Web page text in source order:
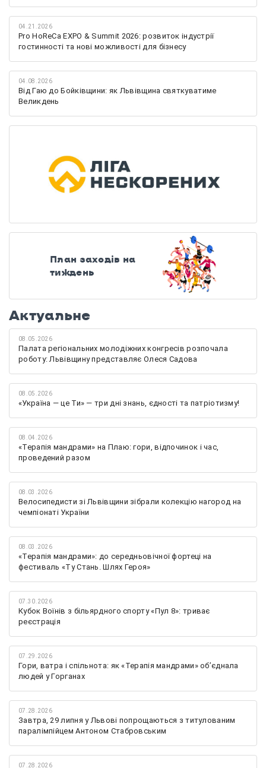
04.21.2026
Pro HoReCa EXPO & Summit 2026: розвиток індустрії
гостинності та нові можливості для бізнесу
04.08.2026
Від Гаю до Бойківщини: як Львівщина святкуватиме
Великдень
План заходів на
тиждень
Актуальне
08.05.2026
Палата регіональних молодіжних конгресів розпочала
роботу: Львівщину представляє Олеся Садова
08.05.2026
«Україна — це Ти» — три дні знань, єдності та патріотизму!
08.04.2026
«Терапія мандрами» на Плаю: гори, відпочинок і час,
проведений разом
08.03.2026
Велосипедисти зі Львівщини зібрали колекцію нагород на
чемпіонаті України
08.03.2026
«Терапія мандрами»: до середньовічної фортеці на
фестиваль «Ту Стань. Шлях Героя»
07.30.2026
Кубок Воїнів з більярдного спорту «Пул 8»: триває
реєстрація
07.29.2026
Гори, ватра і спільнота: як «Терапія мандрами» об’єднала
людей у Горганах
07.28.2026
Завтра, 29 липня у Львові попрощаються з титулованим
паралімпійцем Антоном Стабровським
07.28.2026